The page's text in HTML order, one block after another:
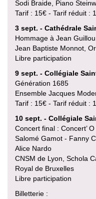
Sodi Braide, Piano
Tarif : 15€ - Tarif réduit :
3 sept. - Cathédrale
Hommage à Jean Guillou
Jean Baptiste Monnot,
Libre participation
9 sept. - Collégiale
Génération 1685
Ensemble Jacques
Tarif : 15€ - Tarif réduit :
10 sept. - Collégiale
Concert final : Concert’
Salomé Gamot - Fanny
Alice Nardo
CNSM de Lyon, Schola
Royal de Bruxelles
Libre participation
Billetterie :